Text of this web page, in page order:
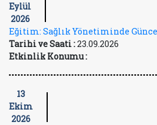
Eylül
2026
Eğitim: Sağlık Yönetiminde
Tarihi ve Saati :23.09.2026
Etkinlik Konumu :
13
Ekim
2026